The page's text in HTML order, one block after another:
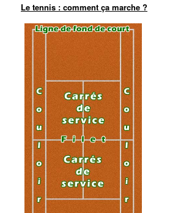
Le tennis : comment ça marche ?